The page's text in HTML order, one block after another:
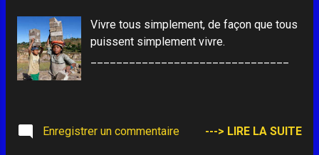
Vivre tous simplement, de façon que tous
puissent simplement vivre.
Enregistrer un commentaire ---> LIRE LA SUITE